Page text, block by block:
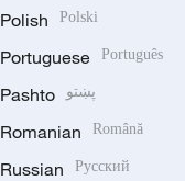
Polish Polski
Portuguese Português
Pashto پښتو
Romanian Română
Russian Русский